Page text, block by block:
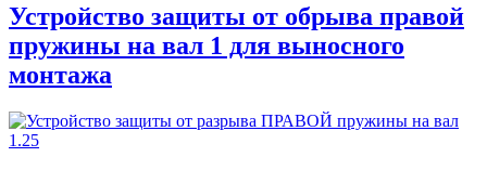
Устройство защиты от обрыва правой
пружины на вал 1 для выносного
монтажа